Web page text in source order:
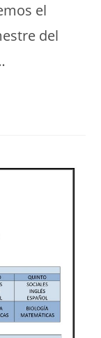
el
del